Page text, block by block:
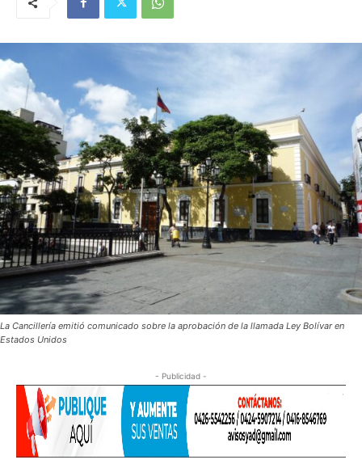
La Cancillería emitió comunicado sobre la aprobación de la llamada Ley Bolívar en
Estados Unidos
- Publicidad -